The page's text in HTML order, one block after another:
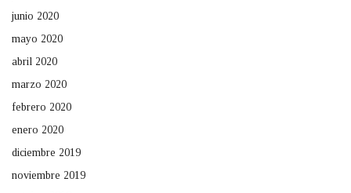
junio 2020
mayo 2020
abril 2020
marzo 2020
febrero 2020
enero 2020
diciembre 2019
noviembre 2019